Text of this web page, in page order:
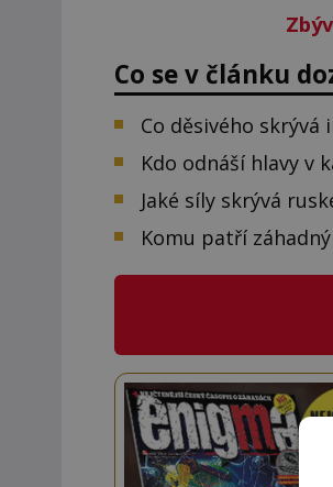
Co se v článku
Co děsivého skrývá
Kdo odnáší hlavy v
Jaké síly skrývá
Komu patří